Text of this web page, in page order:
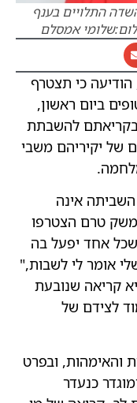
התלויים בענף
אמסלם
כי תצטרף
ביום ראשון,
בקריאתם להשבתת
של יקיריהם משבי
אינה
טרם הצטרפו
אחד יפעל בה
אומר לי לשבות,"
קריאה שנובעת
לצידם של
ובפרט
כנעדר